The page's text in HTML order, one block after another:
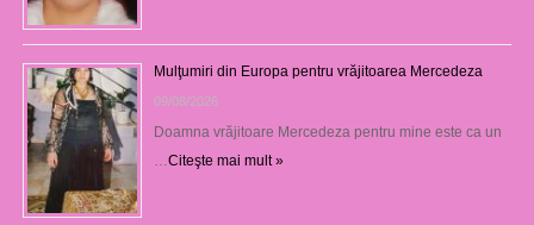
Mulţumiri din Europa pentru vrăjitoarea Mercedeza
09/08/2026
Doamna vrăjitoare Mercedeza pentru mine este ca un
Citeşte mai mult »